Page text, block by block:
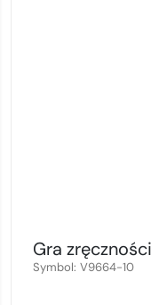
Gra
Symbol: V9664-10